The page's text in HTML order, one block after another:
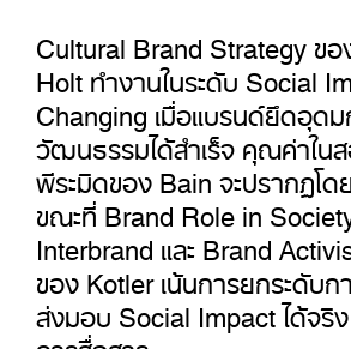
Cultural Brand Strategy ข
Holt ทำงานในระดับ Social
Changing เมื่อแบรนด์ยึดอุด
วัฒนธรรมได้สำเร็จ คุณค่าใน
พีระมิดของ Bain จะปรากฏโด
ขณะที่ Brand Role in
Interbrand และ Brand
ของ Kotler เน้นการยกระดับก
ส่งมอบ Social Impact ได้จริง